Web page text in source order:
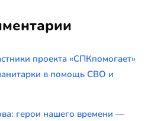
проекта «СПКпомогает»
в помощь СВО и
герои нашего времени —